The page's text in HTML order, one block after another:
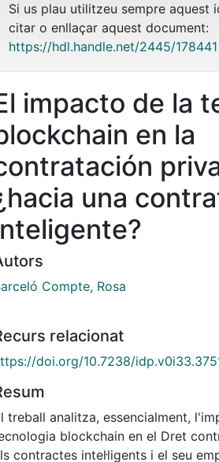
Si us plau utilitzeu sempre aquest
citar o enllaçar aquest document:
https://hdl.handle.net/2445/178441
impacto de la
en la
una
Compte, Rosa
relacionat
doi.org/10.7238/
treball analitza, essencialment,
blockchain en el Dret
contractes intel·ligents i el seu